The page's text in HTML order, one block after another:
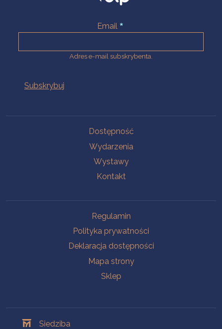
Email
Adres e-mail subskrybenta.
Dostępność
Wydarzenia
Wystawy
Kontakt
Regulamin
Polityka prywatności
Deklaracja dostępności
Mapa strony
Sklep
Siedziba